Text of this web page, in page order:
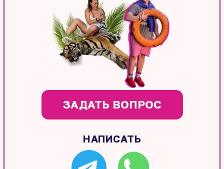
ЗАДАТЬ ВОПРОС
НАПИСАТЬ